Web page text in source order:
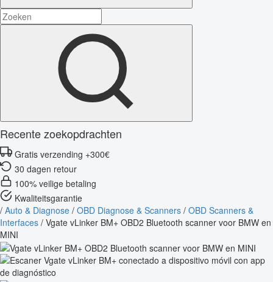
Recente zoekopdrachten
Gratis verzending +300€
30 dagen retour
100% veilige betaling
Kwaliteitsgarantie
/ Auto & Diagnose / OBD Diagnose & Scanners / OBD Scanners &
Interfaces / Vgate vLinker BM+ OBD2 Bluetooth scanner voor BMW en
MINI